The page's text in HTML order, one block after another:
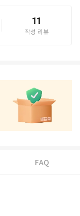
11
작성 리뷰
FAQ